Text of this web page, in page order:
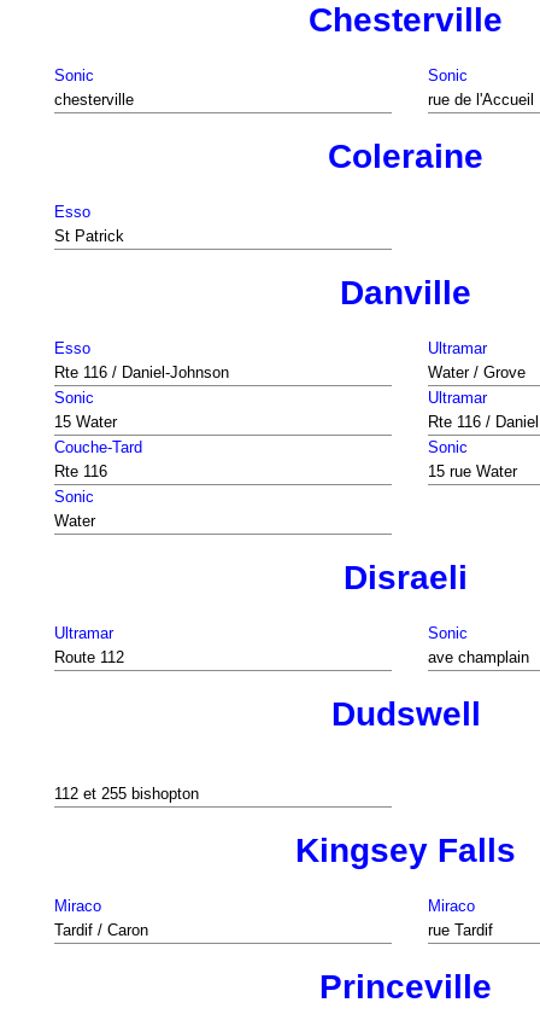
Chesterville
Sonic
chesterville
Sonic
rue de l'Accueil
Coleraine
Esso
St Patrick
Danville
Esso
Rte 116 / Daniel-Johnson
Ultramar
Water / Grove
Sonic
15 Water
Ultramar
Rte 116 /
Couche-Tard
Rte 116
Sonic
15 rue Water
Sonic
Water
Disraeli
Ultramar
Route 112
Sonic
ave champlain
Dudswell
112 et 255 bishopton
Kingsey Falls
Miraco
Tardif / Caron
Miraco
rue Tardif
Princeville